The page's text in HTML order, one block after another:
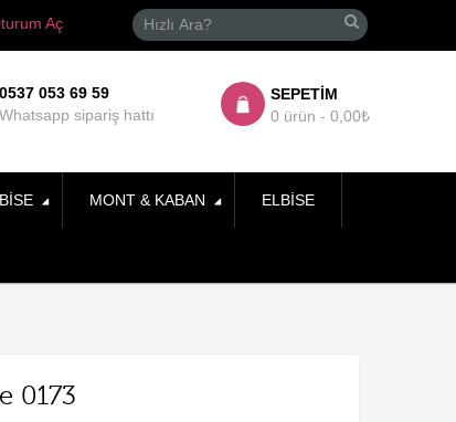
Aç
0537 053 69 59
Whatsapp sipariş hattı
SEPETIM
0 ürün - 0,00₺
MONT & KABAN ELBISE
0173